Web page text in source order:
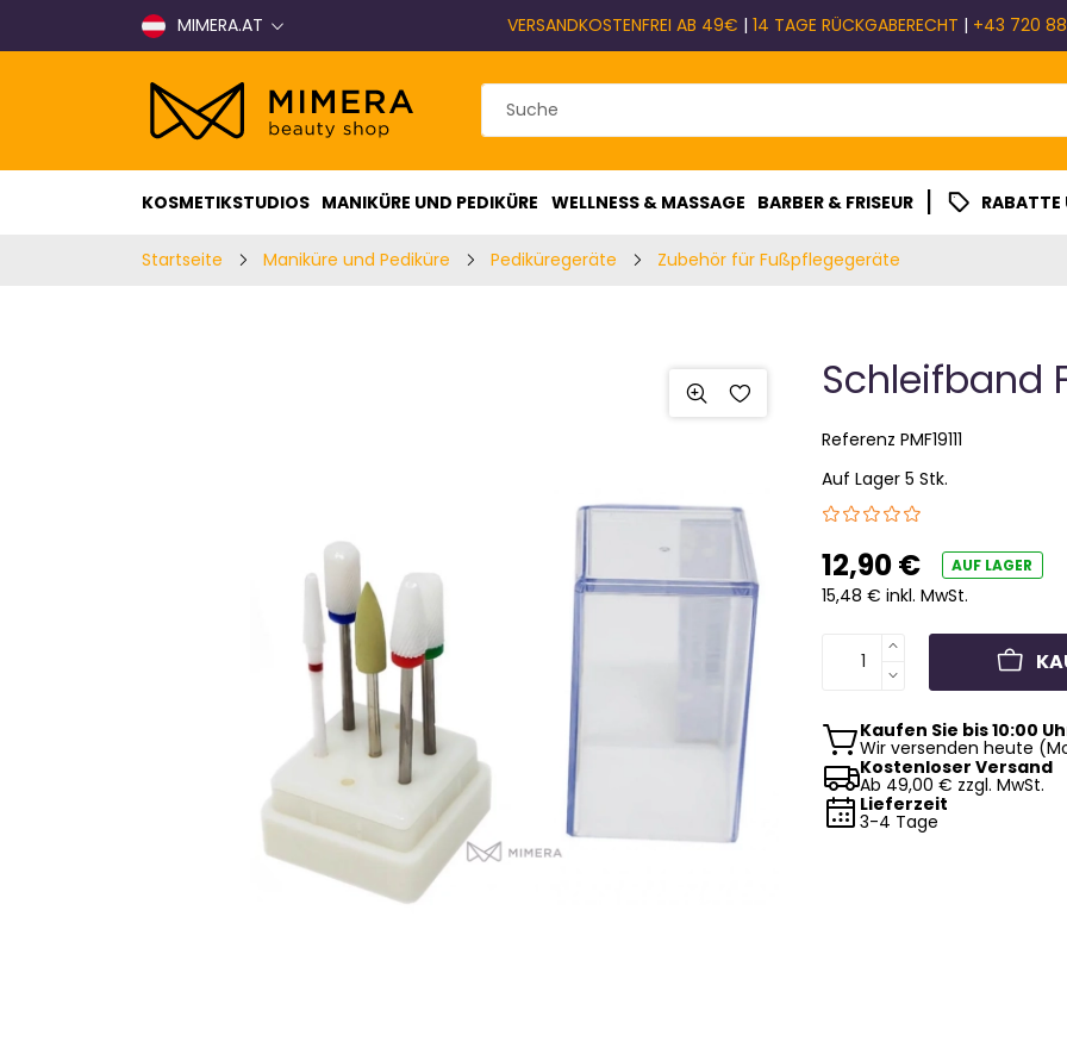
MIMERA.AT VERSANDKOSTENFREI AB 49€ | 14 TAGE RÜCKGABERECHT | +43 720
KOSMETIKSTUDIOS MANIKÜRE UND PEDIKÜRE WELLNESS & MASSAGE BARBER & FRISEUR | RABATTE
Startseite Maniküre und Pediküre Pediküregeräte Zubehör für Fußpflegegeräte
Schleifband
Referenz PMF19111
Auf Lager 5 Stk.
12,90 € AUF LAGER
15,48 € inkl. MwSt.
Kaufen Sie bis 10:00
Wir versenden heute
Kostenloser Versand
Ab 49,00 € zzgl. MwSt.
Lieferzeit
3-4 Tage